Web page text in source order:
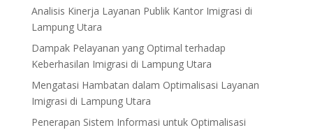
Analisis Kinerja Layanan Publik Kantor Imigrasi di
Lampung Utara
Dampak Pelayanan yang Optimal terhadap
Keberhasilan Imigrasi di Lampung Utara
Mengatasi Hambatan dalam Optimalisasi Layanan
Imigrasi di Lampung Utara
Penerapan Sistem Informasi untuk Optimalisasi